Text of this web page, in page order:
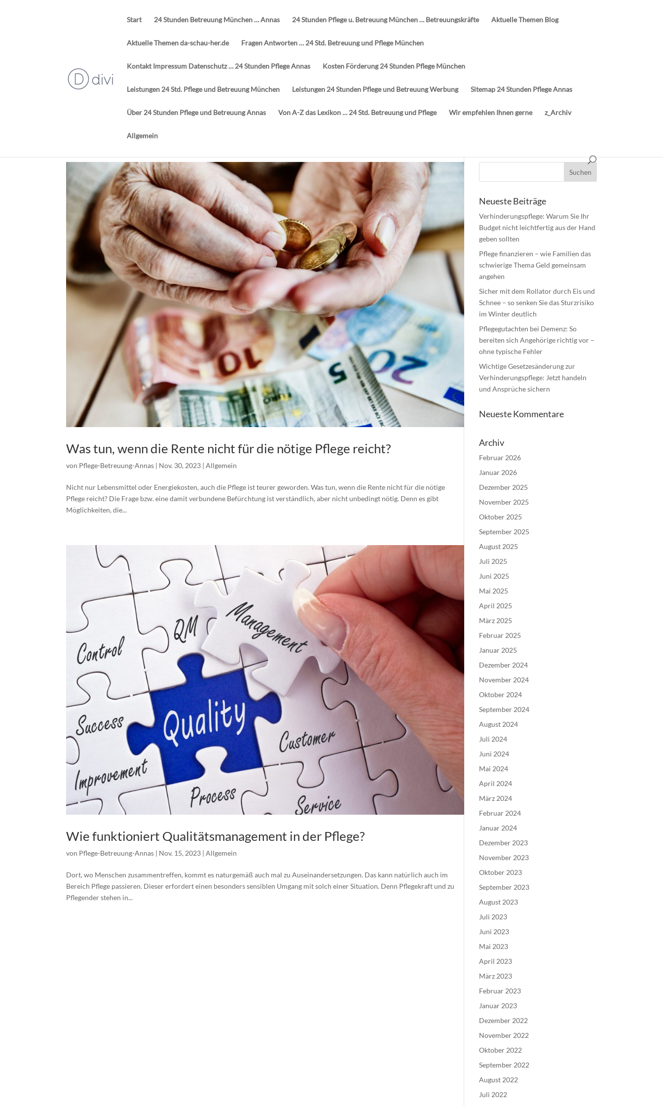
Start 24 Stunden Betreuung München … Annas 24 Stunden Pflege u. Betreuung München … Betreuungskräfte Aktuelle Themen Blog
Aktuelle Themen da-schau-her.de Fragen Antworten … 24 Std. Betreuung und Pflege München
Kontakt Impressum Datenschutz … 24 Stunden Pflege Annas Kosten Förderung 24 Stunden Pflege München
Leistungen 24 Std. Pflege und Betreuung München Leistungen 24 Stunden Pflege und Betreuung Werbung Sitemap 24 Stunden Pflege Annas
Über 24 Stunden Pflege und Betreuung Annas Von A-Z das Lexikon … 24 Std. Betreuung und Pflege Wir empfehlen Ihnen gerne z_Archiv
Allgemein
Was tun, wenn die Rente nicht für die nötige Pflege reicht?
von Pflege-Betreuung-Annas | Nov. 30, 2023 |Allgemein
Nicht nur Lebensmittel oder Energiekosten, auch die Pflege ist teurer geworden. Was tun, wenn die Rente nicht für die nötige
Pflege reicht? Die Frage bzw. eine damit verbundene Befürchtung ist verständlich, aber nicht unbedingt nötig. Denn es gibt
Möglichkeiten, die...
Wie funktioniert Qualitätsmanagement in der Pflege?
von Pflege-Betreuung-Annas | Nov. 15, 2023 |Allgemein
Dort, wo Menschen zusammentreffen, kommt es naturgemäß auch mal zu Auseinandersetzungen. Das kann natürlich auch im
Bereich Pflege passieren. Dieser erfordert einen besonders sensiblen Umgang mit solch einer Situation. Denn Pflegekraft und zu
Pflegender stehen in...
Neueste Beiträge
Verhinderungspflege: Warum Sie Ihr
Budget nicht leichtfertig aus der Hand
geben sollten
Pflege finanzieren – wie Familien das
schwierige Thema Geld gemeinsam
angehen
Sicher mit dem Rollator durch Eis und
Schnee – so senken Sie das Sturzrisiko
im Winter deutlich
Pflegegutachten bei Demenz: So
bereiten sich Angehörige richtig vor –
ohne typische Fehler
Wichtige Gesetzesänderung zur
Verhinderungspflege: Jetzt handeln
und Ansprüche sichern
Neueste Kommentare
Archiv
Februar 2026
Januar 2026
Dezember 2025
November 2025
Oktober 2025
September 2025
August 2025
Juli 2025
Juni 2025
Mai 2025
April 2025
März 2025
Februar 2025
Januar 2025
Dezember 2024
November 2024
Oktober 2024
September 2024
August 2024
Juli 2024
Juni 2024
Mai 2024
April 2024
März 2024
Februar 2024
Januar 2024
Dezember 2023
November 2023
Oktober 2023
September 2023
August 2023
Juli 2023
Juni 2023
Mai 2023
April 2023
März 2023
Februar 2023
Januar 2023
Dezember 2022
November 2022
Oktober 2022
September 2022
August 2022
Juli 2022